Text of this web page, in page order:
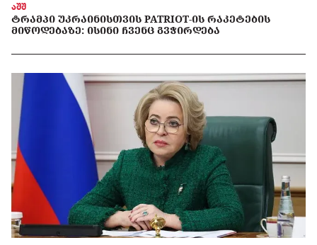
აშშ
ᲢᲠᲐᲛᲞᲘ ᲣᲙᲠᲐᲘᲜᲘᲡᲗᲕᲘᲡ PATRIOT-ᲘᲡ ᲠᲐᲙᲔᲢᲔᲑᲘᲡ
ᲛᲘᲬᲝᲓᲔᲑᲐᲖᲔ: ᲘᲡᲘᲜᲘ ᲩᲕᲔᲜᲪ ᲒᲕᲭᲘᲠᲓᲔᲑᲐ